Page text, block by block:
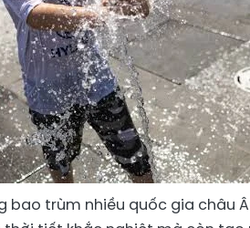
bao trùm nhiều quốc gia châu